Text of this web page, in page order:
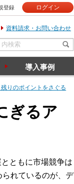
登録 ログイン
資料請求・お問い合わせ
導入事例
りのポイントをさぐる
ぎるア
ともに市場競争は
れているのが、デ